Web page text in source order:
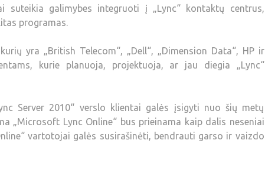
suteikia galimybes integruoti į „Lync“ kontaktų centrus,
programas.
yra „British Telecom“, „Dell“, „Dimension Data“, HP ir
kurie planuoja, projektuoja, ar jau diegia „Lync“
Server 2010“ verslo klientai galės įsigyti nuo šių metų
„Microsoft Lync Online“ bus prieinama kaip dalis neseniai
vartotojai galės susirašinėti, bendrauti garso ir vaizdo